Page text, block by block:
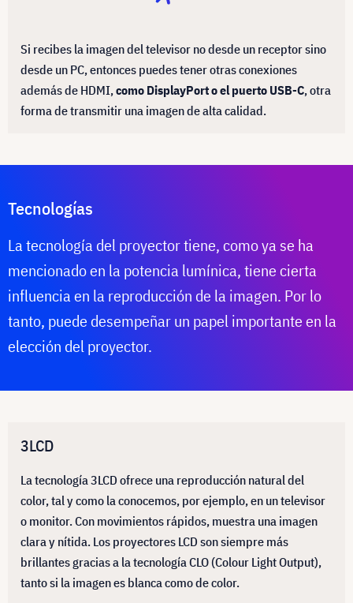
Si recibes la imagen del televisor no desde un receptor sino
desde un PC, entonces puedes tener otras conexiones
además de HDMI,como DisplayPort o el puerto USB-C, otra
forma de transmitir una imagen de alta calidad.
Tecnologías
La tecnología del proyector tiene, como ya se ha
mencionado en la potencia lumínica, tiene cierta
influencia en la reproducción de la imagen. Por lo
tanto, puede desempeñar un papel importante en la
elección del proyector.
3LCD
La tecnología 3LCD ofrece una reproducción natural del
color, tal y como la conocemos, por ejemplo, en un televisor
o monitor. Con movimientos rápidos, muestra una imagen
clara y nítida. Los proyectores LCD son siempre más
brillantes gracias a la tecnología CLO (Colour Light Output),
tanto si la imagen es blanca como de color.